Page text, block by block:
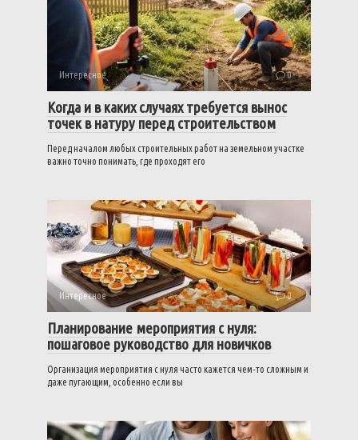
Интересное 0
Когда и в каких случаях требуется вынос
точек в натуру перед строительством
Перед началом любых строительных работ на земельном участке
важно точно понимать, где проходят его
Интересное 0
Планирование мероприятия с нуля:
пошаговое руководство для новичков
Организация мероприятия с нуля часто кажется чем-то сложным и
даже пугающим, особенно если вы